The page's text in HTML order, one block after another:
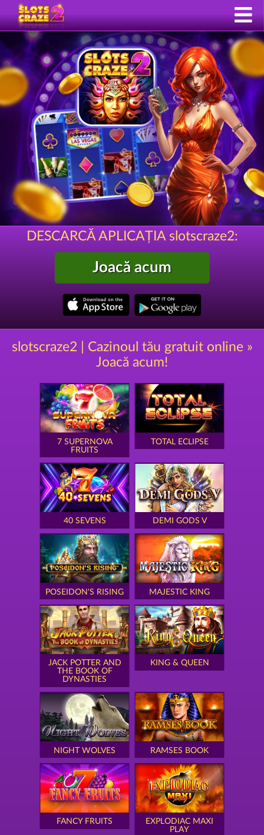
DESCARCĂ APLICAȚIA slotscraze2:
Joacă acum
slotscraze2 | Cazinoul tău gratuit online »
Joacă acum!
7 SUPERNOVA
FRUITS
TOTAL ECLIPSE
40 SEVENS DEMI GODS V
POSEIDON'S RISING MAJESTIC KING
JACK POTTER AND
THE BOOK OF
DYNASTIES
KING & QUEEN
NIGHT WOLVES RAMSES BOOK
FANCY FRUITS
EXPLODIAC MAXI
PLAY